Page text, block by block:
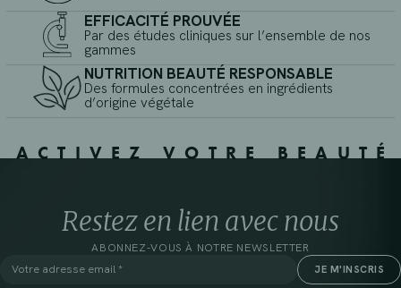
EFFICACITÉ PROUVÉE
Par des études cliniques sur l’ensemble de nos
gammes
NUTRITION BEAUTÉ RESPONSABLE
Des formules concentrées en ingrédients
d’origine végétale
ACTIVEZ VOTRE BEAUTÉ
Restez en lien avec nous
ABONNEZ-VOUS À NOTRE NEWSLETTER